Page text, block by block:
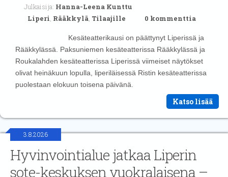
Julkaisija: Hanna-Leena Kunttu
Liperi, Rääkkylä, Tilaajille 0 kommenttia
Kesäteatterikausi on päättynyt Liperissä ja
Rääkkylässä. Paksuniemen kesäteatterissa Rääkkylässä ja
Roukalahden kesäteatterissa Liperissä viimeiset näytökset
olivat heinäkuun lopulla, liperiläisessä Ristin kesäteatterissa
puolestaan elokuun toisena päivänä.
Katso lisää
3.8.2026
Hyvinvointialue jatkaa Liperin
sote-keskuksen vuokralaisena –